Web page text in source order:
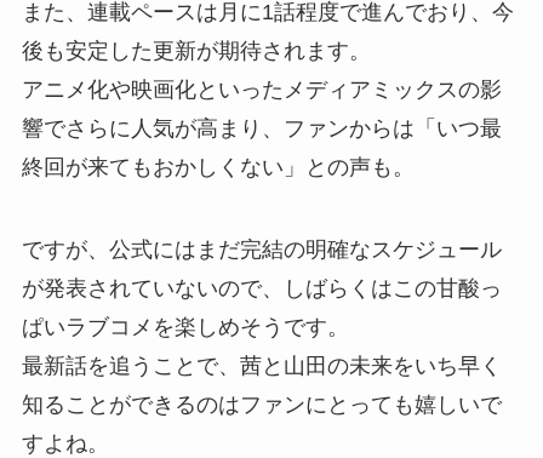
また、連載ペースは月に1話程度で進んでおり、今
後も安定した更新が期待されます。
アニメ化や映画化といったメディアミックスの影
響でさらに人気が高まり、ファンからは「いつ最
終回が来てもおかしくない」との声も。
ですが、公式にはまだ完結の明確なスケジュール
が発表されていないので、しばらくはこの甘酸っ
ぱいラブコメを楽しめそうです。
最新話を追うことで、茜と山田の未来をいち早く
知ることができるのはファンにとっても嬉しいで
すよね。